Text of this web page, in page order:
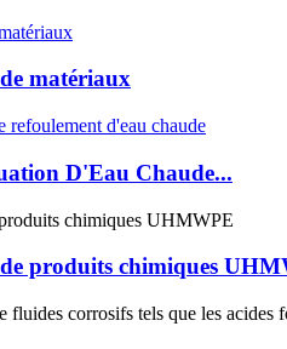
matériaux
D'Eau Chaude...
produits chimiques
fluides corrosifs tels que les acides